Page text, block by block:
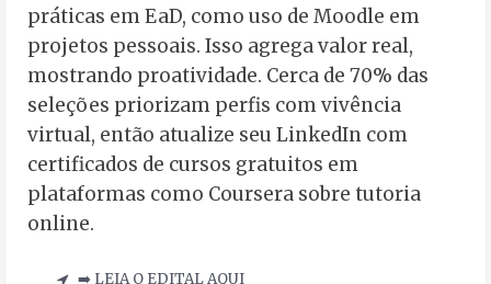
práticas em EaD, como uso de Moodle em
projetos pessoais. Isso agrega valor real,
mostrando proatividade. Cerca de 70% das
seleções priorizam perfis com vivência
virtual, então atualize seu LinkedIn com
certificados de cursos gratuitos em
plataformas como Coursera sobre tutoria
online.
➡️ LEIA O EDITAL AQUI